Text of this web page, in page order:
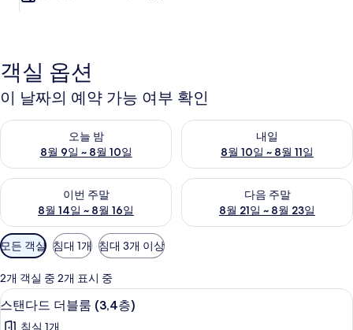
객실 옵션
이 날짜의 예약 가능 여부 확인
오늘 밤
8월 9일 ~ 8월 10일
오늘 밤 예약 가능 여부 확인, 8월 9일 ~ 8월 10일
내일
8월 10일 ~ 8월 11일
내일 예약 가능 여부 확인, 8월
이번 주말
8월 14일 ~ 8월 16일
이번 주말 예약 가능 여부 확인, 8월 14일 ~ 8월 16일
다음 주말
8월 21일 ~ 8월 23일
다음 주말 예약 가능 여부 확인
객
실
에
사
용
모든 객실 침대 1개 침대 3개 이상
2개 객실 중 2개 표시 중
스
탠
스탠다드 더블룸 (3,4층) | 방음 설비, 무
12
스탠다드 더블룸 (3,4층)
침실 1개